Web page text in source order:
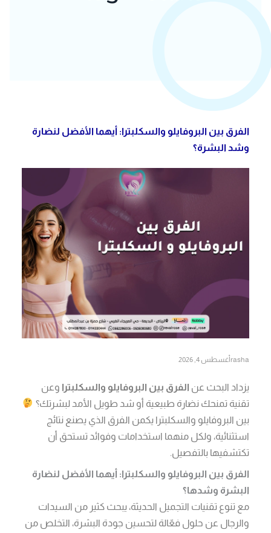
الفرق بين البروفايلو والسكلبترا: أيهما الأفضل لنضارة
وشد البشرة؟
rasha أغسطس 4, 2026
يزداد البحث عن الفرق بين البروفايلو والسكلبترا وعن
تقنية تمنحك نضارة طبيعية أو شد طويل الأمد لبشرتك؟
بين البروفايلو والسكلبترا يكمن الفرق الذي يصنع نتائج
استثنائية، ولكل منهما استخدامات وفوائد تستحق أن
تكتشفيها بالتفصيل.
الفرق بين البروفايلو والسكلبترا: أيهما الأفضل لنضارة
البشرة وشدها؟
مع تنوع تقنيات التجميل الحديثة، يبحث كثير من السيدات
والرجال عن حلول فعّالة لتحسين جودة البشرة، التخلص من